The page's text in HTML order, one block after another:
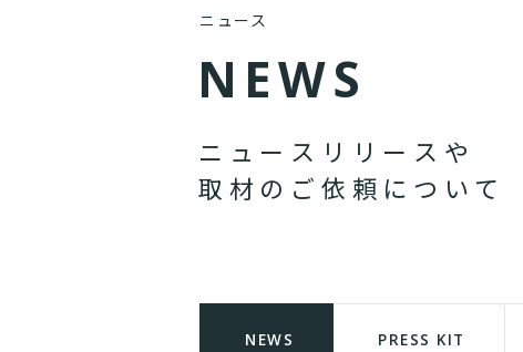
ニュース
N EWS
ニ ュ ー ス リ リ ー ス や
取 材 の ご 依 頼 に つ い て
NEWS PRESS KIT